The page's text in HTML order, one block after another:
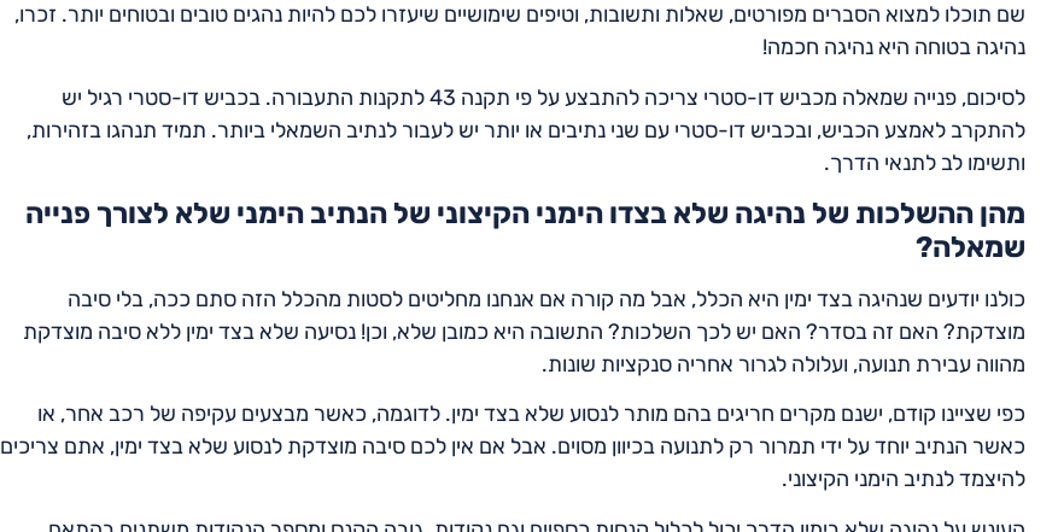
שם תוכלו למצוא הסברים מפורטים, שאלות ותשובות, וטיפים שימושיים שיעזרו לכם להיות נהגים טובים ובטוחים יותר. זכרו,
נהיגה בטוחה היא נהיגה חכמה!
לסיכום, פנייה שמאלה מכביש דו-סטרי צריכה להתבצע על פי תקנה 43 לתקנות התעבורה. בכביש דו-סטרי רגיל יש
להתקרב לאמצע הכביש, ובכביש דו-סטרי עם שני נתיבים או יותר יש לעבור לנתיב השמאלי ביותר. תמיד תנהגו בזהירות,
ותשימו לב לתנאי הדרך.
מהן ההשלכות של נהיגה שלא בצדו הימני הקיצוני של הנתיב הימני שלא לצורך פנייה
שמאלה?
כולנו יודעים שנהיגה בצד ימין היא הכלל, אבל מה קורה אם אנחנו מחליטים לסטות מהכלל הזה סתם ככה, בלי סיבה
מוצדקת? האם זה בסדר? האם יש לכך השלכות? התשובה היא כמובן שלא, וכן! נסיעה שלא בצד ימין ללא סיבה מוצדקת
מהווה עבירת תנועה, ועלולה לגרור אחריה סנקציות שונות.
כפי שציינו קודם, ישנם מקרים חריגים בהם מותר לנסוע שלא בצד ימין. לדוגמה, כאשר מבצעים עקיפה של רכב אחר, או
כאשר הנתיב יוחד על ידי תמרור רק לתנועה בכיוון מסוים. אבל אם אין לכם סיבה מוצדקת לנסוע שלא בצד ימין, אתם צריכים
להיצמד לנתיב הימני הקיצוני.